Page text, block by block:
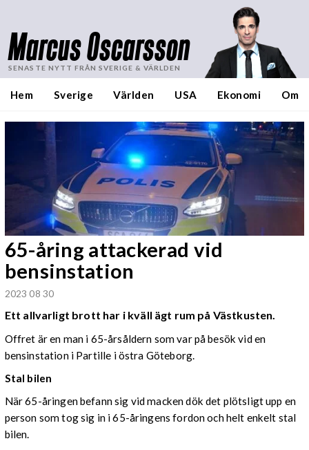
Marcus Oscarsson
SENASTE NYTT FRÅN SVERIGE & VÄRLDEN
Hem Sverige Världen USA Ekonomi Om
65-åring attackerad vid
bensinstation
2023 08 30
Ett allvarligt brott har i kväll ägt rum på Västkusten.
Offret är en man i 65-årsåldern som var på besök vid en
bensinstation i Partille i östra Göteborg.
Stal bilen
När 65-åringen befann sig vid macken dök det plötsligt upp en
person som tog sig in i 65-åringens fordon och helt enkelt stal
bilen.